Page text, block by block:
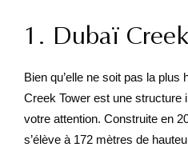
1. Dubaï
Bien qu’elle ne soit pas la
Creek Tower est une structure
votre attention. Construite en
s’élève à 172 mètres de